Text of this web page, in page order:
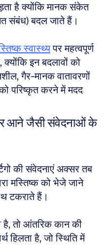
है क्योंकि मानक संकेत
संबंध) बदल जाते हैं।
स्वास्थ्य पर महत्वपूर्ण
इन बदलावों को
गैर-मानक वातावरणों
परिष्कृत करने में मदद
आने जैसी संवेदनाओं के
की संवेदनाएं अक्सर तब
मस्तिष्क को भेजे जाने
टकराते हैं।
है, तो आंतरिक कान की
हिलता है, जो स्थिति में